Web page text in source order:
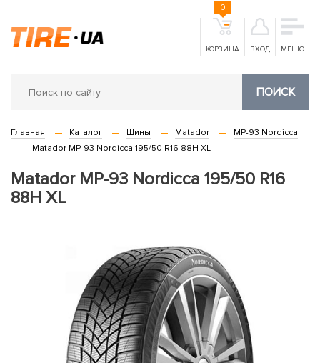
КОРЗИНА
0
ВХОД МЕНЮ
ПОИСК
Главная Каталог Шины Matador
MP-93 Nordicca
Matador MP-93 Nordicca 195/50 R16 88H XL
Matador MP-93 Nordicca 195/50 R16
88H XL